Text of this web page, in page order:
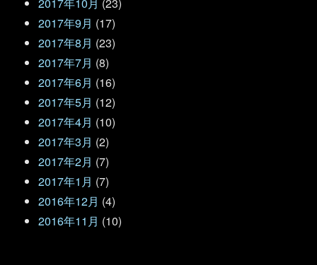
2017年10月 (23)
2017年9月 (17)
2017年8月 (23)
2017年7月 (8)
2017年6月 (16)
2017年5月 (12)
2017年4月 (10)
2017年3月 (2)
2017年2月 (7)
2017年1月 (7)
2016年12月 (4)
2016年11月 (10)